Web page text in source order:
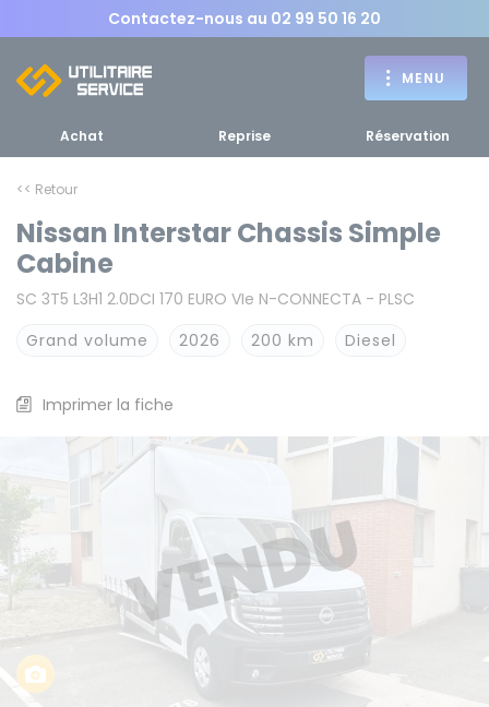
Contactez-nous au 02 99 50 16 20
MENU
MENU
Achat
d'un utilitaire
Fourgons Camionnettes
Bennes, plateaux
Caisses grands volumes Frigorifiques
RETOUR MENU
Achat Reprise Réservation
<< Retour
Nissan Interstar Chassis Simple
Cabine
SC 3T5 L3H1 2.0DCI 170 EURO VIe N-CONNECTA - PLSC
Grand volume
2026 200 km Diesel
Imprimer la fiche